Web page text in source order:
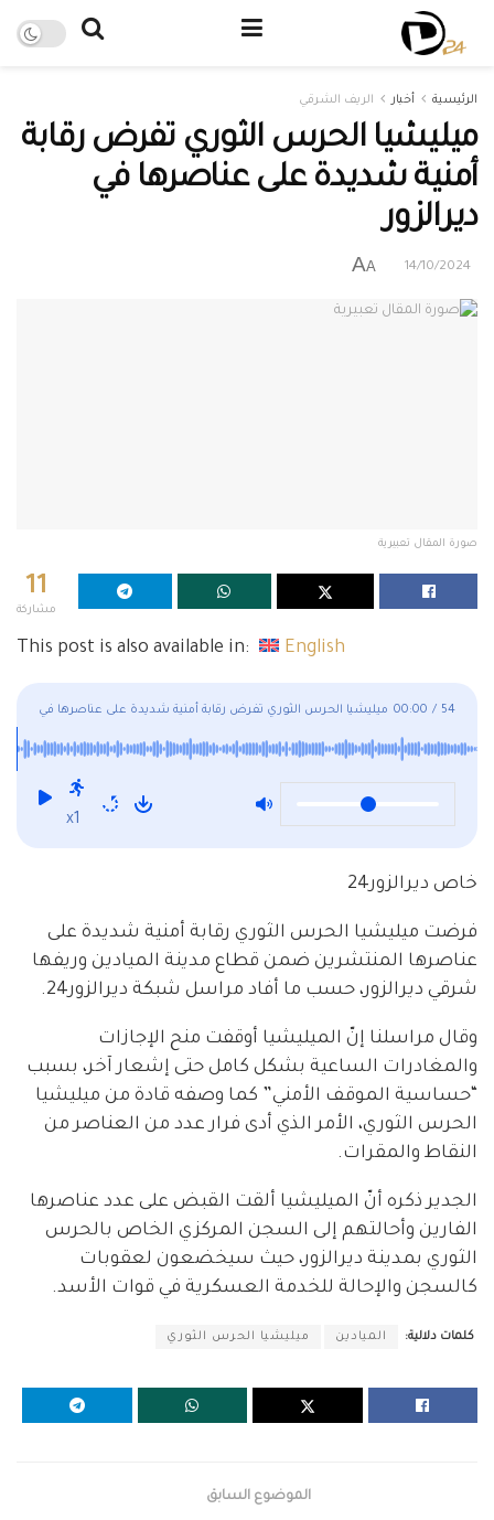
الرئيسية أخبار الريف الشرقي
ميليشيا الحرس الثوري تفرض رقابة
أمنية شديدة على عناصرها في
ديرالزور
14/10/2024
A
A
صورة المقال تعبيرية
11
مشاركة
This post is also available in: English
ميليشيا الحرس الثوري تفرض رقابة أمنية شديدة على عناصرها في
ديرالزور
00:00 / 54
x1
خاص ديرالزور24
فرضت ميليشيا الحرس الثوري رقابة أمنية شديدة على
عناصرها المنتشرين ضمن قطاع مدينة الميادين وريفها
شرقي ديرالزور، حسب ما أفاد مراسل شبكة ديرالزور24.
وقال مراسلنا إنّ الميليشيا أوقفت منح الإجازات
والمغادرات الساعية بشكل كامل حتى إشعار آخر، بسبب
“حساسية الموقف الأمني” كما وصفه قادة من ميليشيا
الحرس الثوري، الأمر الذي أدى فرار عدد من العناصر من
النقاط والمقرات.
الجدير ذكره أنّ الميليشيا ألقت القبض على عدد عناصرها
الفارين وأحالتهم إلى السجن المركزي الخاص بالحرس
الثوري بمدينة ديرالزور، حيث سيخضعون لعقوبات
كالسجن والإحالة للخدمة العسكرية في قوات الأسد.
كلمات دلالية: الميادين ميليشيا الحرس الثوري
الموضوع السابق